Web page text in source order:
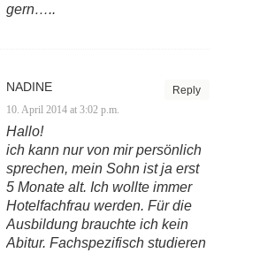
gern…..
Reply
NADINE
10. April 2014 at 3:02 p.m.
Hallo!
ich kann nur von mir persönlich
sprechen, mein Sohn ist ja erst
5 Monate alt. Ich wollte immer
Hotelfachfrau werden. Für die
Ausbildung brauchte ich kein
Abitur. Fachspezifisch studieren